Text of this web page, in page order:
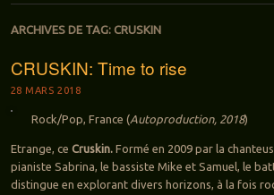
ARCHIVES DE TAG: CRUSKIN
CRUSKIN: Time to rise
28 MARS 2018
Rock/Pop, France (Autoproduction, 2018)
Etrange, ce Cruskin.Formé en 2009 par la
pianiste Sabrina, le bassiste Mike et Samuel, le
distingue en explorant divers horizons, à la fois